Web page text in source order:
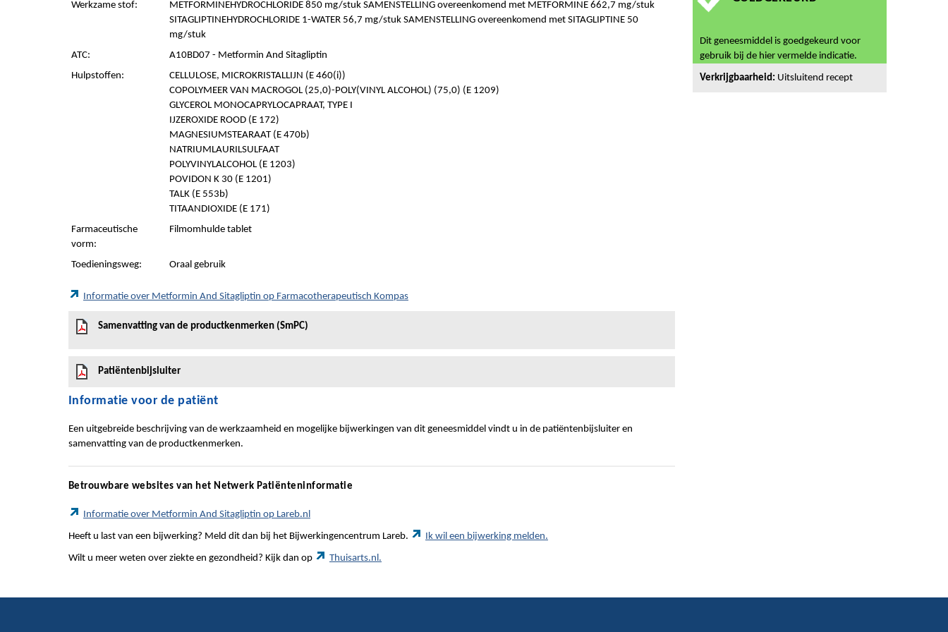
Werkzame stof:
METFORMINEHYDROCHLORIDE 850 mg/stuk SAMENSTELLING overeenkomend met METFORMINE 662,7 mg/stuk
SITAGLIPTINEHYDROCHLORIDE 1-WATER 56,7 mg/stuk SAMENSTELLING overeenkomend met SITAGLIPTINE 50
mg/stuk
ATC:
A10BD07 - Metformin And Sitagliptin
Hulpstoffen:
CELLULOSE, MICROKRISTALLIJN (E 460(i))
COPOLYMEER VAN MACROGOL (25,0)-POLY(VINYL ALCOHOL) (75,0) (E 1209)
GLYCEROL MONOCAPRYLOCAPRAAT, TYPE I
IJZEROXIDE ROOD (E 172)
MAGNESIUMSTEARAAT (E 470b)
NATRIUMLAURILSULFAAT
POLYVINYLALCOHOL (E 1203)
POVIDON K 30 (E 1201)
TALK (E 553b)
TITAANDIOXIDE (E 171)
Farmaceutische
vorm:
Filmomhulde tablet
Toedieningsweg: Oraal gebruik
Informatie over Metformin And Sitagliptin op Farmacotherapeutisch Kompas
Samenvatting van de productkenmerken (SmPC)
Patiëntenbijsluiter
Informatie voor de patiënt
Een uitgebreide beschrijving van de werkzaamheid en mogelijke bijwerkingen van dit geneesmiddel vindt u in de patiëntenbijsluiter en
samenvatting van de productkenmerken.
Betrouwbare websites van het Netwerk Patiënteninformatie
Informatie over Metformin And Sitagliptin op Lareb.nl
Heeft u last van een bijwerking? Meld dit dan bij het Bijwerkingencentrum Lareb. Ik wil een bijwerking melden.
Wilt u meer weten over ziekte en gezondheid? Kijk dan op Thuisarts.nl.
Dit geneesmiddel is goedgekeurd voor
gebruik bij de hier vermelde indicatie.
Verkrijgbaarheid: Uitsluitend recept